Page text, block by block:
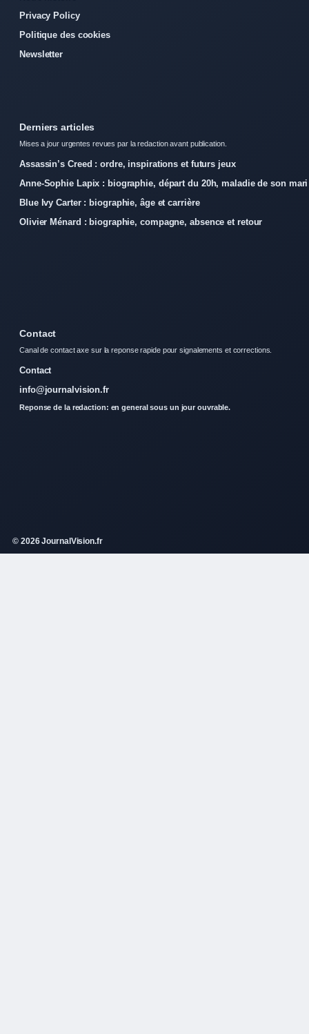
Privacy Policy
Politique des cookies
Newsletter
Derniers articles
Mises a jour urgentes revues par la redaction avant publication.
Assassin’s Creed : ordre, inspirations et futurs jeux
Anne-Sophie Lapix : biographie, départ du 20h, maladie de son mari
Blue Ivy Carter : biographie, âge et carrière
Olivier Ménard : biographie, compagne, absence et retour
Contact
Canal de contact axe sur la reponse rapide pour signalements et corrections.
Contact
info@journalvision.fr
Reponse de la redaction: en general sous un jour ouvrable.
© 2026 JournalVision.fr